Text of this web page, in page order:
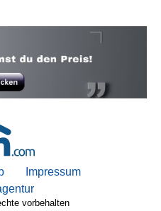
Impressum
vorbehalten